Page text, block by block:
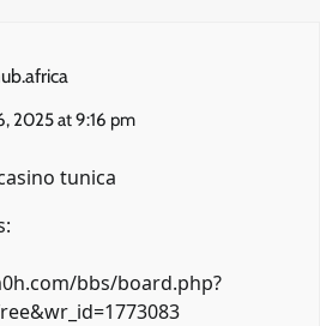
2025 at 9:16 pm
tunica
bbs/board.php?